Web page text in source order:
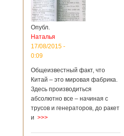
Опубл.
Наталья
17/08/2015 -
0:09
Общеизвестный факт, что
Китай – это мировая фабрика.
Здесь производиться
абсолютно все – начиная с
трусов и генераторов, до ракет
и >>>